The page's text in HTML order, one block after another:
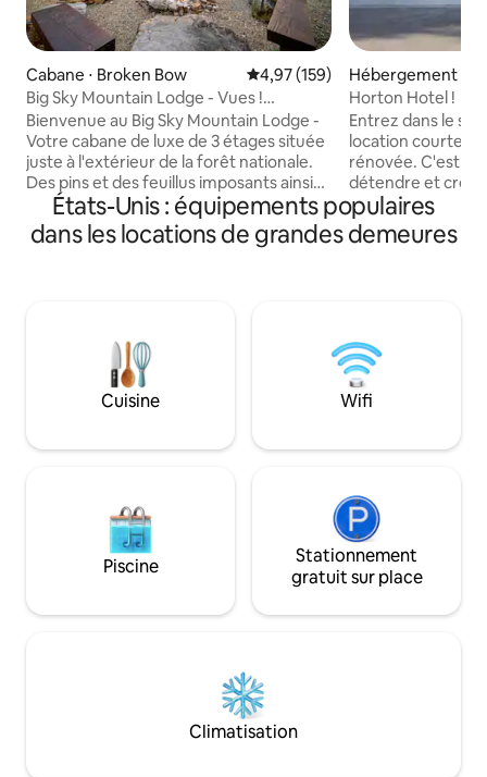
Cabane ⋅ Broken Bow Évaluation moyenne sur la
4,97 (159)
Big Sky Mountain Lodge - Vues !
Randonnée vers les sentiers/la rivière
Bienvenue au Big Sky Mountain Lodge -
Votre cabane de luxe de 3 étages située
juste à l'extérieur de la forêt nationale.
Des pins et des feuillus imposants ainsi
que des vues sur la montagne et le lac
vous attendent à votre arrivée. Parfait
pour les familles et les groupes
accueillir 6 personnes, une salle de jeux
en bas avec un espace de vie séparé
pour les enfants, y compris leur propre
salle de bain et un coin salon. Cuisine
enveloppantes.
Hébergement ⋅
Horton Hotel !
Entrez dans le
location courte
rénovée. C'est le
détendre et créer
espace
d'une cuisine
salon accueillant,
avec cuisine
plus encore. Que
pour une
un séjour local,
de style.
États-Unis : équipements populaires
dans les locations de grandes demeures
Cuisine Wifi
Piscine
Stationnement
gratuit sur place
Climatisation